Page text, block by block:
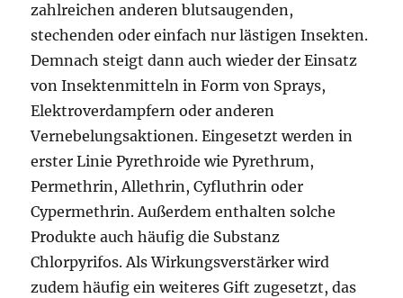
zahlreichen anderen blutsaugenden,
stechenden oder einfach nur lästigen Insekten.
Demnach steigt dann auch wieder der Einsatz
von Insektenmitteln in Form von Sprays,
Elektroverdampfern oder anderen
Vernebelungsaktionen. Eingesetzt werden in
erster Linie Pyrethroide wie Pyrethrum,
Permethrin, Allethrin, Cyfluthrin oder
Cypermethrin. Außerdem enthalten solche
Produkte auch häufig die Substanz
Chlorpyrifos. Als Wirkungsverstärker wird
zudem häufig ein weiteres Gift zugesetzt, das